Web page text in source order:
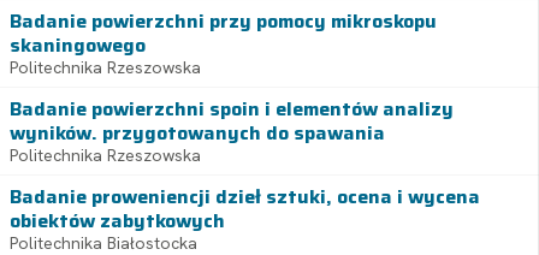
Badanie powierzchni przy pomocy mikroskopu
skaningowego
Politechnika Rzeszowska
Badanie powierzchni spoin i elementów analizy
wyników. przygotowanych do spawania
Politechnika Rzeszowska
Badanie proweniencji dzieł sztuki, ocena i wycena
obiektów zabytkowych
Politechnika Białostocka